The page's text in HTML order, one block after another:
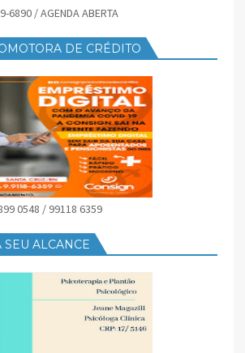
6890 / AGENDA ABERTA
DE CRÉDITO
0548 / 99118 6359
SEU ALCANCE